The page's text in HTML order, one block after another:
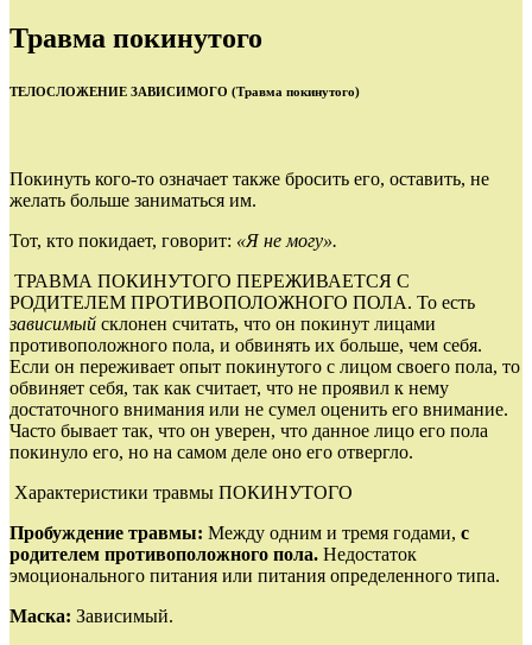
Травма покинутого
ТЕЛОСЛОЖЕНИЕ ЗАВИСИМОГО (Травма покинутого)
Покинуть кого‑то означает также бросить его, оставить, не
желать больше заниматься им.
Тот, кто покидает, говорит: «Я не могу».
ТРАВМА ПОКИНУТОГО ПЕРЕЖИВАЕТСЯ С
РОДИТЕЛЕМ ПРОТИВОПОЛОЖНОГО ПОЛА. То есть
зависимый склонен считать, что он покинут лицами
противоположного пола, и обвинять их больше, чем себя.
Если он переживает опыт покинутого с лицом своего пола, то
обвиняет себя, так как считает, что не проявил к нему
достаточного внимания или не сумел оценить его внимание.
Часто бывает так, что он уверен, что данное лицо его пола
покинуло его, но на самом деле оно его отвергло.
Характеристики травмы ПОКИНУТОГО
Пробуждение травмы: Между одним и тремя годами, с
родителем противоположного пола. Недостаток
эмоционального питания или питания определенного типа.
Маска: Зависимый.